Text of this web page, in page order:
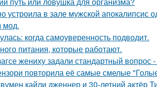
устроила в зале мужской
мод.
когда самоуверенность подводит.
питания, которые работают.
жениху задали стандартный вопрос
повторила её самые смелые
кайли дженнер и 30-летний актёр